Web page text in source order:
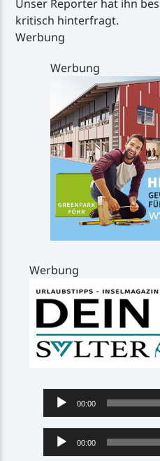
Unser Reporter hat ihn
kritisch hinterfragt.
Werbung
Werbung
Werbung
Audio-
Player
00:00
Audio-
Player
00:00